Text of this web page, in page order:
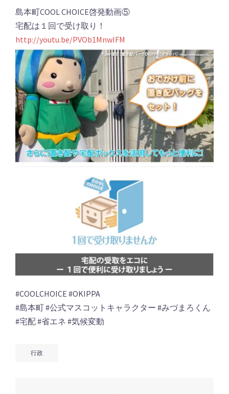
島本町COOL CHOICE啓発動画⑤
宅配は１回で受け取り！
http://youtu.be/PVOb1MnwIFM
#COOLCHOICE #OKIPPA
#島本町 #公式マスコットキャラクター #みづまろくん
#宅配 #省エネ #気候変動
行政